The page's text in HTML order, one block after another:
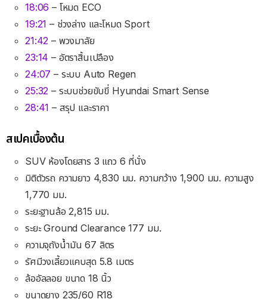
18:06 – โหมด ECO
19:21 – ช่วงล่าง และโหมด Sport
21:42 – พวงมาลัย
23:14 – อัตราสิ้นเปลือง
24:07 – ระบบ Auto Regen
25:32 – ระบบช่วยขับขี่ Hyundai Smart Sense
28:41 – สรุป และราคา
สเปคเบื้องต้น
SUV ห้องโดยสาร 3 แถว 6 ที่นั่ง
มิติตัวรถ ความยาว 4,830 มม. ความกว้าง 1,900 มม. ความสูง
1,770 มม.
ระยะฐานล้อ 2,815 มม.
ระยะ Ground Clearance 177 มม.
ความจุถังน้ำมัน 67 ลิตร
รัศมีวงเลี้ยวแคบสุด 5.8 เมตร
ล้ออัลลอย ขนาด 18 นิ้ว
ขนาดยาง 235/60 R18